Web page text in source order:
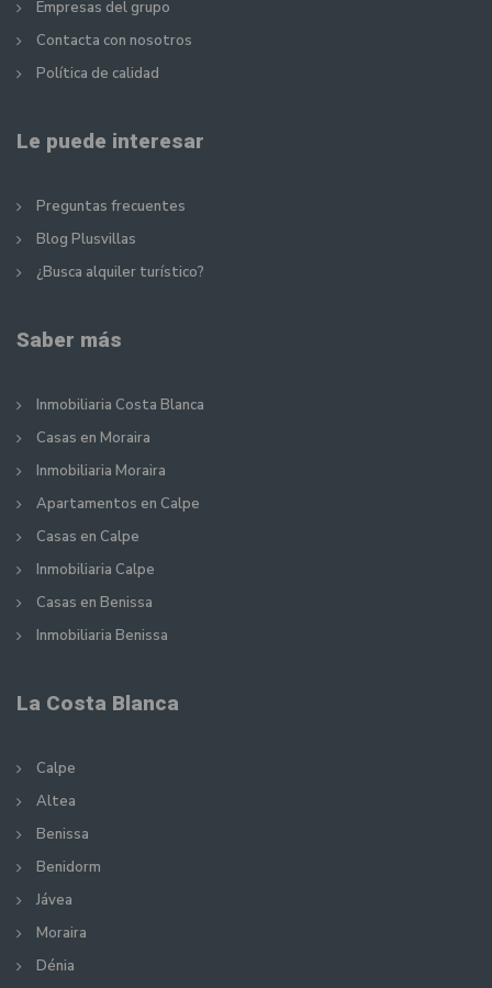
Empresas del grupo
Contacta con nosotros
Política de calidad
Le puede interesar
Preguntas frecuentes
Blog Plusvillas
¿Busca alquiler turístico?
Saber más
Inmobiliaria Costa Blanca
Casas en Moraira
Inmobiliaria Moraira
Apartamentos en Calpe
Casas en Calpe
Inmobiliaria Calpe
Casas en Benissa
Inmobiliaria Benissa
La Costa Blanca
Calpe
Altea
Benissa
Benidorm
Jávea
Moraira
Dénia